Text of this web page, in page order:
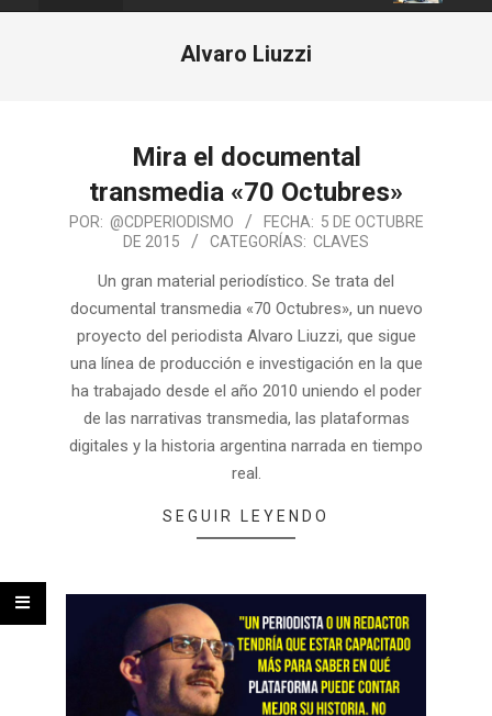
Alvaro Liuzzi
Mira el documental
transmedia «70 Octubres»
POR: @CDPERIODISMO FECHA: 5 DE OCTUBRE
DE 2015
CATEGORÍAS: CLAVES
Un gran material periodístico. Se trata del
documental transmedia «70 Octubres», un nuevo
proyecto del periodista Alvaro Liuzzi, que sigue
una línea de producción e investigación en la que
ha trabajado desde el año 2010 uniendo el poder
de las narrativas transmedia, las plataformas
digitales y la historia argentina narrada en tiempo
real.
SEGUIR LEYENDO